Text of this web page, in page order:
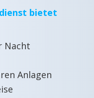
bietet
Nacht
Anlagen